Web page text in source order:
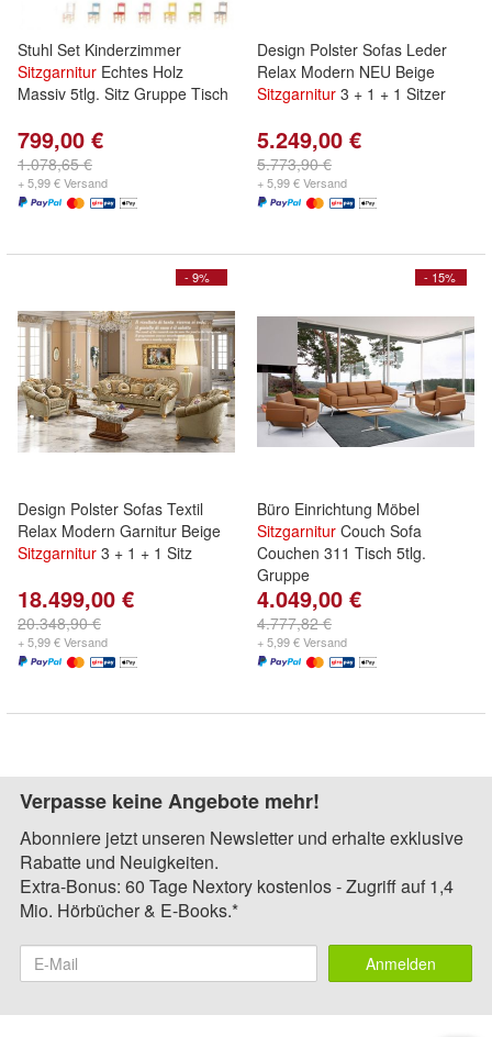
Stuhl Set Kinderzimmer
Sitzgarnitur Echtes Holz
Massiv 5tlg. Sitz Gruppe Tisch
799,00 €
1.078,65 €
+ 5,99 € Versand
Design Polster Sofas Leder
Relax Modern NEU Beige
Sitzgarnitur 3 + 1 + 1 Sitzer
5.249,00 €
5.773,90 €
+ 5,99 € Versand
- 9%
Design Polster Sofas Textil
Relax Modern Garnitur Beige
Sitzgarnitur 3 + 1 + 1 Sitz
18.499,00 €
20.348,90 €
+ 5,99 € Versand
- 15%
Büro Einrichtung Möbel
Sitzgarnitur Couch Sofa
Couchen 311 Tisch 5tlg.
Gruppe
4.049,00 €
4.777,82 €
+ 5,99 € Versand
Verpasse keine Angebote mehr!
Abonniere jetzt unseren Newsletter und erhalte exklusive
Rabatte und Neuigkeiten.
Extra-Bonus: 60 Tage Nextory kostenlos - Zugriff auf 1,4
Mio. Hörbücher & E-Books.*
Anmelden